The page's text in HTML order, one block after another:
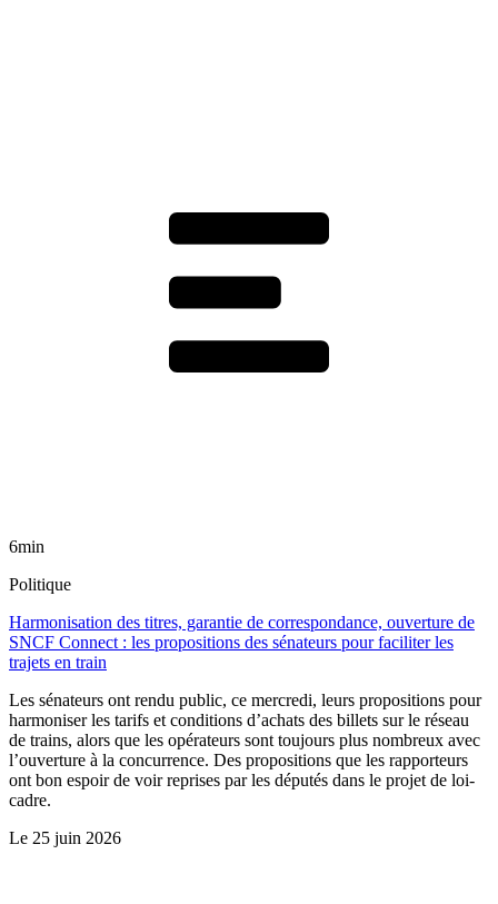
6min
Politique
Harmonisation des titres, garantie de correspondance, ouverture de
SNCF Connect : les propositions des sénateurs pour faciliter les
trajets en train
Les sénateurs ont rendu public, ce mercredi, leurs propositions pour
harmoniser les tarifs et conditions d’achats des billets sur le réseau
de trains, alors que les opérateurs sont toujours plus nombreux avec
l’ouverture à la concurrence. Des propositions que les rapporteurs
ont bon espoir de voir reprises par les députés dans le projet de loi-
cadre.
Le 25 juin 2026